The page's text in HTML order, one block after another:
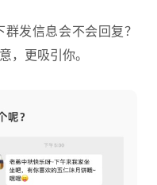
发信息会不会回复？
，更吸引你。